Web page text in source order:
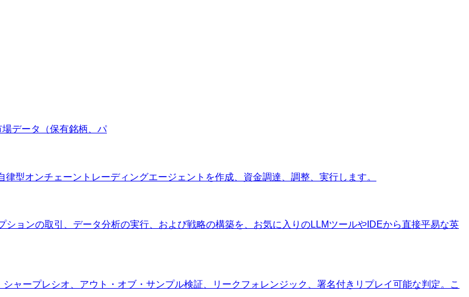
データ（保有銘柄、パ
型オンチェーントレーディングエージェントを作成、資金調達、調整、実行します。
ョンの取引、データ分析の実行、および戦略の構築を、お気に入りのLLMツールやIDEから直接平易な英
ャープレシオ、アウト・オブ・サンプル検証、リークフォレンジック、署名付きリプレイ可能な判定。こ